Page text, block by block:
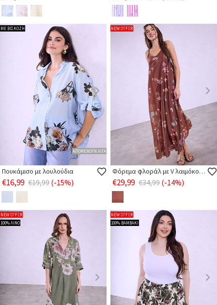
ΜΕ ΒΙΣΚΟΖΗ
ΑΠΟΜΕΝΟΥΝ ΛΙΓΑ
Πουκάμισο με λουλούδια
€16,99 €19,99 (-15%)
NEW OFFER
Φόρεμα φλοράλ με V λαιμόκοψη
€29,99 €34,99 (-14%)
NEW OFFER
100% ΛΙΝΟ
NEW OFFER
100% ΒΑΜΒΑΚΙ